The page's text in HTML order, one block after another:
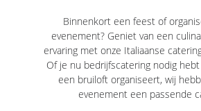
Binnenkort een feest of
evenement? Geniet van een
ervaring met onze Italiaanse
Of je nu bedrijfscatering nodig
een bruiloft organiseert, wij
evenement een passende